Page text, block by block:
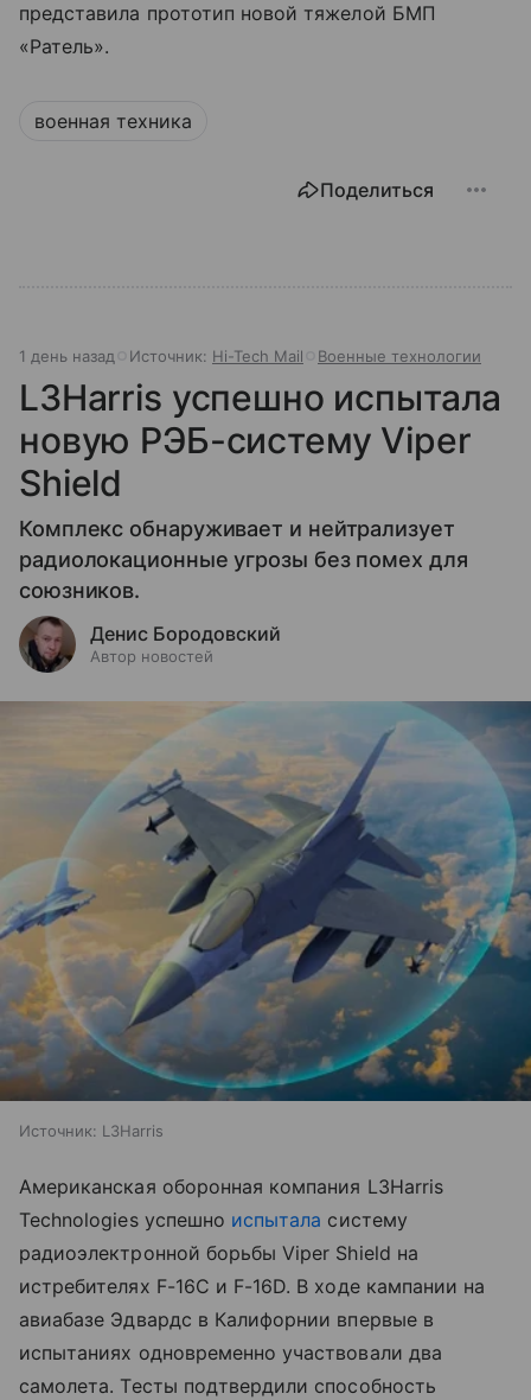
представила прототип новой тяжелой БМП
«Ратель».
военная техника
Поделиться
1 день назад Источник: Hi-Tech Mail Военные технологии
L3Harris успешно испытала
новую РЭБ-систему Viper
Shield
Комплекс обнаруживает и нейтрализует
радиолокационные угрозы без помех для
союзников.
Денис Бородовский
Автор новостей
Источник: L3Harris
Американская оборонная компания L3Harris
Technologies успешно испытала систему
радиоэлектронной борьбы Viper Shield на
истребителях F-16C и F-16D. В ходе кампании на
авиабазе Эдвардс в Калифорнии впервые в
испытаниях одновременно участвовали два
самолета. Тесты подтвердили способность